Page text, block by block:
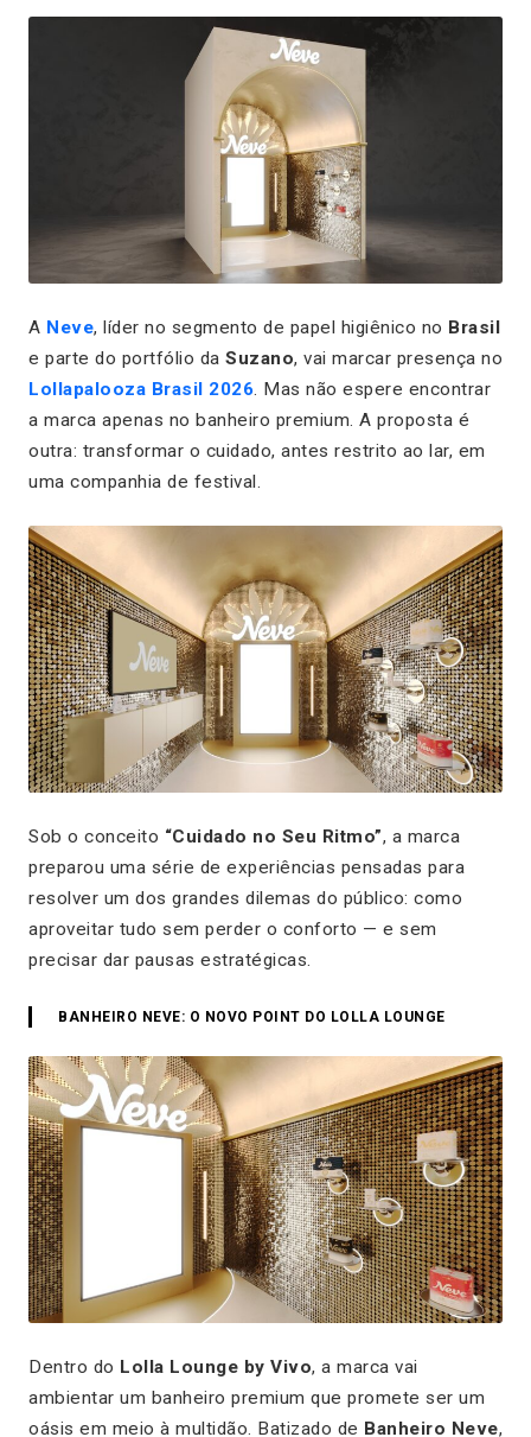
A Neve, líder no segmento de papel higiênico no Brasil
e parte do portfólio da Suzano, vai marcar presença no
Lollapalooza Brasil 2026. Mas não espere encontrar
a marca apenas no banheiro premium. A proposta é
outra: transformar o cuidado, antes restrito ao lar, em
uma companhia de festival.
Sob o conceito “Cuidado no Seu Ritmo”, a marca
preparou uma série de experiências pensadas para
resolver um dos grandes dilemas do público: como
aproveitar tudo sem perder o conforto — e sem
precisar dar pausas estratégicas.
BANHEIRO NEVE: O NOVO POINT DO LOLLA LOUNGE
Dentro do Lolla Lounge by Vivo, a marca vai
ambientar um banheiro premium que promete ser um
oásis em meio à multidão. Batizado de Banheiro Neve,